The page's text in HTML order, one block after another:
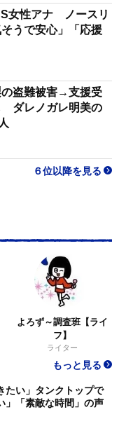
女性アナ ノースリ
うで安心」「応援
盗難被害→支援受
ダレノガレ明美の
６位以降を見る
よろず～調査班【ライ
フ】
ライター
もっと見る
たい」タンクトップで
」「素敵な時間」の声